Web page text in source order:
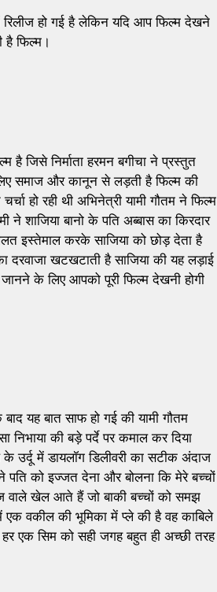
हो गई है लेकिन यदि आप फिल्म देखने
है फिल्म।
है जिसे निर्माता हरमन बगीचा ने प्रस्तुत
समाज और कानून से लड़ती है फिल्म की
हो रही थी अभिनेत्री यामी गौतम ने फिल्म
ने शाजिया बानो के पति अब्बास का किरदार
इस्तेमाल करके साजिया को छोड़ देता है
खटखटाती है साजिया की यह लड़ाई
के लिए आपको पूरी फिल्म देखनी होगी
यह बात साफ हो गई की यामी गौतम
निभाया की बड़े पर्दे पर कमाल कर दिया
में डायलॉग डिलीवरी का सटीक अंदाज
को इज्जत देना और बोलना कि मेरे बच्चों
वाले खेल आते हैं जो बाकी बच्चों को समझ
एक वकील की भूमिका में प्ले की है वह काबिले
एक सिम को सही जगह बहुत ही अच्छी तरह